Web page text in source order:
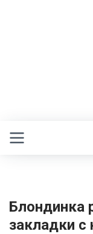
Блондинка
закладки с